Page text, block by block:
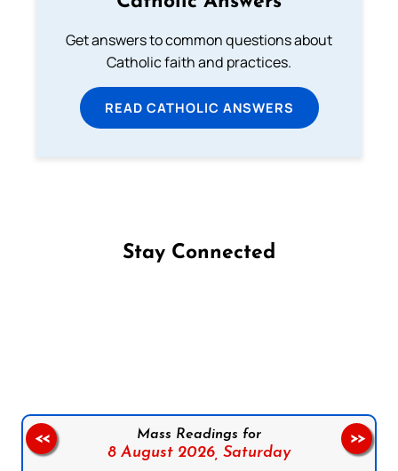
Get answers to common questions about
Catholic faith and practices.
READ CATHOLIC ANSWERS
Stay Connected
Mass Readings for
8 August 2026, Saturday
<< >>